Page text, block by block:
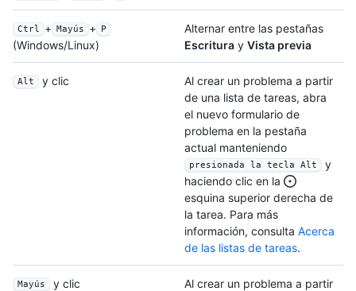
Ctrl + Mayús + P
(Windows/Linux)
Alternar entre las pestañas
Escritura y Vista previa
Alt y clic
Al crear un problema a partir
de una lista de tareas, abra
el nuevo formulario de
problema en la pestaña
actual manteniendo
presionada la tecla Alt
y
haciendo clic en la
esquina superior derecha de
la tarea. Para más
información, consulta Acerca
de las listas de tareas.
Mayús y clic
Al crear un problema a partir